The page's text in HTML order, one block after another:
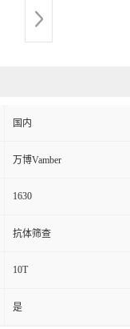
国内
万博Vamber
1630
抗体筛查
10T
是